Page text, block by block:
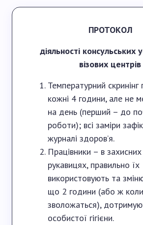
ПРОТОКОЛ
діяльності консульських
візових центрів
Температурний скринінг
кожні 4 години, але не
на день (перший – до
роботи); всі заміри
журналі здоров’я.
Працівники – в
рукавицях, правильно їх
використовують та
що 2 години (або ж коли
зволожаться),
особистої гігієни.